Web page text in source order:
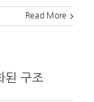
Read More
된 구조